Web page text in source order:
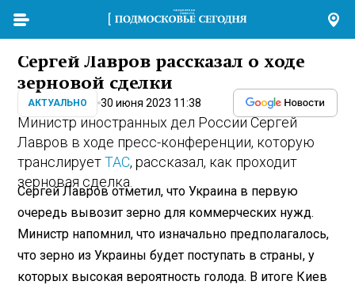
Сергей Лавров рассказал о ходе
зерновой сделки
АКТУАЛЬНО 30 июня 2023 11:38
Министр иностранных дел России Сергей
Лавров в ходе пресс-конференции, которую
транслируетТАС, рассказал, как проходит
зерновая сделка.
Сергей Лавров отметил, что Украина в первую
очередь вывозит зерно для коммерческих нужд.
Министр напомнил, что изначально предполагалось,
что зерно из Украины будет поступать в страны, у
которых высокая вероятность голода. В итоге Киев